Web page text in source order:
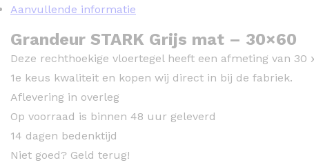
Aanvullende informatie
Grandeur STARK Grijs mat – 30×60
Deze rechthoekige vloertegel heeft een afmeting van
1e keus kwaliteit en kopen wij direct in bij de fabriek.
Aflevering in overleg
Op voorraad is binnen 48 uur geleverd
14 dagen bedenktijd
Niet goed? Geld terug!